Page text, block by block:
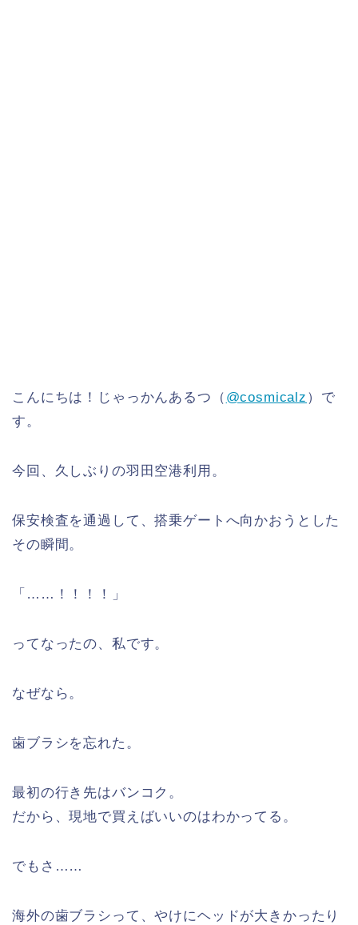
こんにちは！じゃっかんあるつ（ @cosmicalz ）で
す。
今回、久しぶりの羽田空港利用。
保安検査を通過して、搭乗ゲートへ向かおうとした
その瞬間。
「……！！！！」
ってなったの、私です。
なぜなら。
歯ブラシを忘れた。
最初の行き先はバンコク。
だから、現地で買えばいいのはわかってる。
でもさ……
海外の歯ブラシって、やけにヘッドが大きかったり